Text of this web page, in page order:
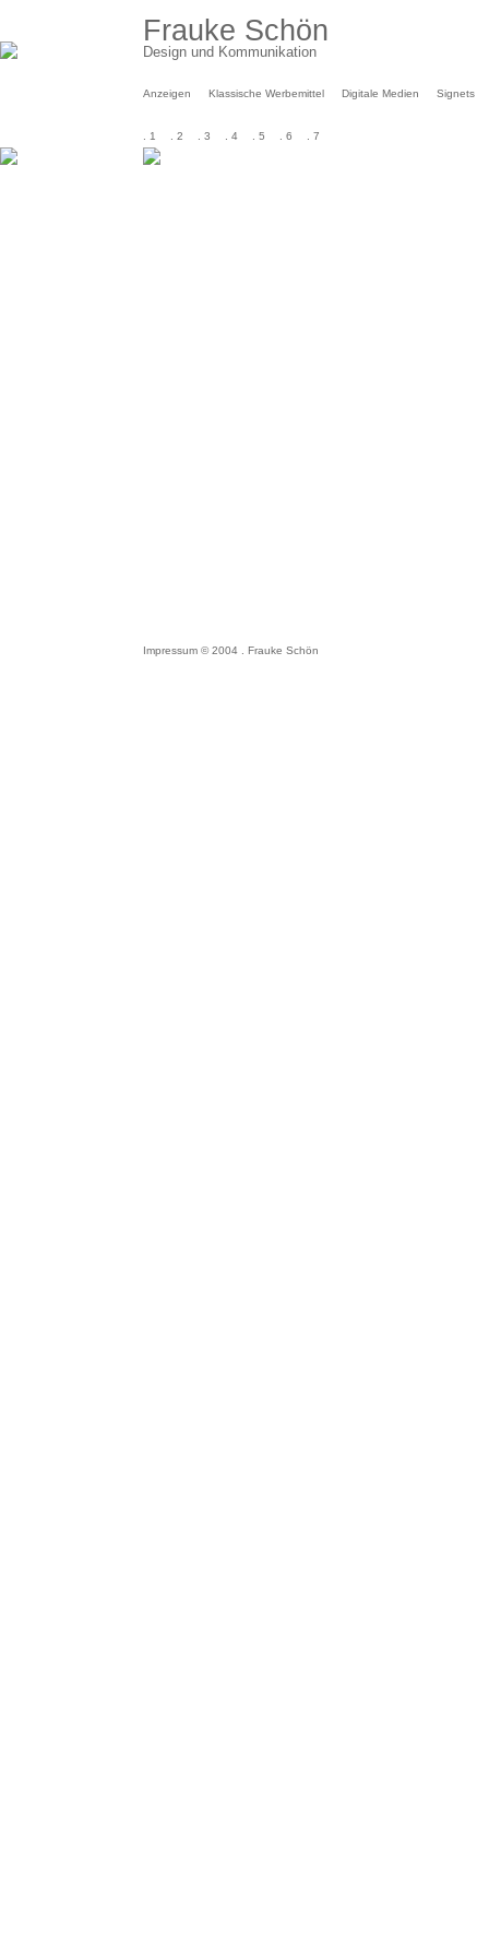
Frauke Schön
Design und Kommunikation
Anzeigen Klassische Werbemittel Digitale Medien Signets
. 1 . 2 . 3 . 4 . 5 . 6 . 7
Impressum © 2004 . Frauke Schön